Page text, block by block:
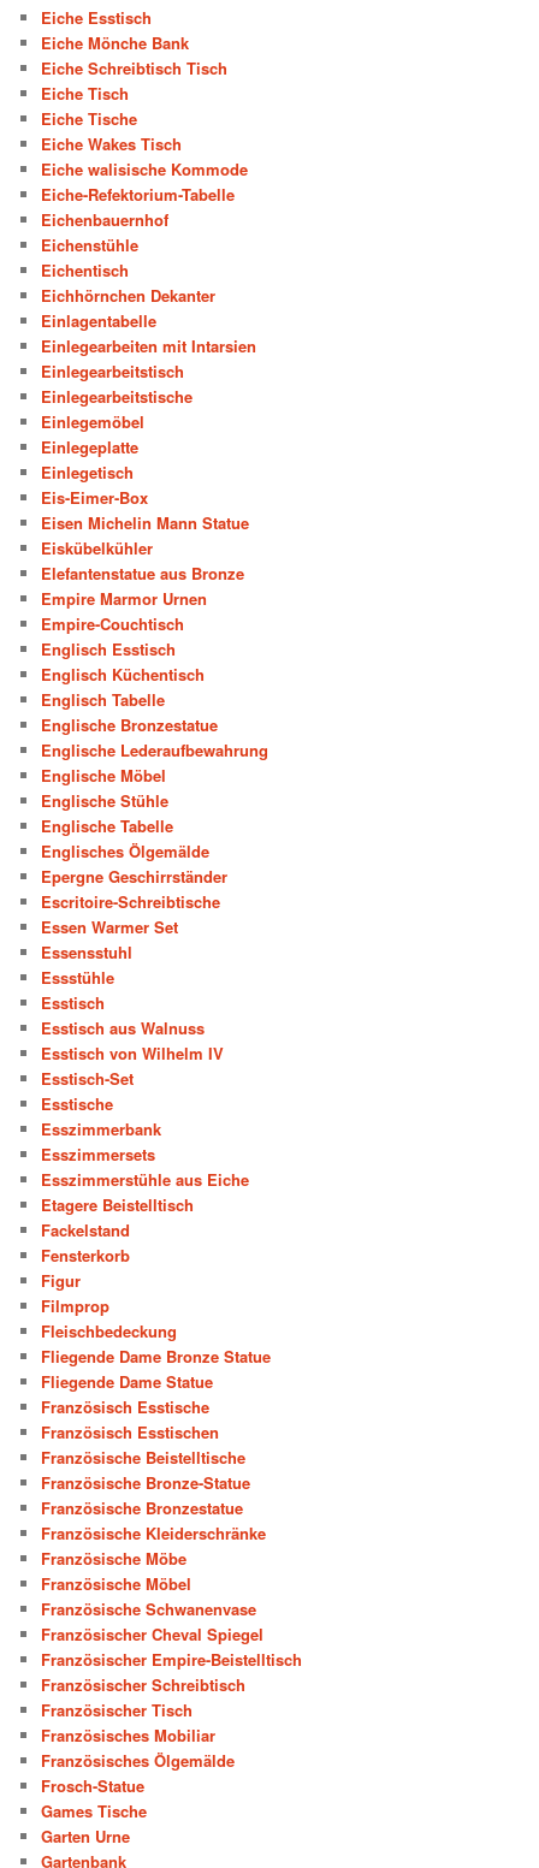
Eiche Esstisch
Eiche Mönche Bank
Eiche Schreibtisch Tisch
Eiche Tisch
Eiche Tische
Eiche Wakes Tisch
Eiche walisische Kommode
Eiche-Refektorium-Tabelle
Eichenbauernhof
Eichenstühle
Eichentisch
Eichhörnchen Dekanter
Einlagentabelle
Einlegearbeiten mit Intarsien
Einlegearbeitstisch
Einlegearbeitstische
Einlegemöbel
Einlegeplatte
Einlegetisch
Eis-Eimer-Box
Eisen Michelin Mann Statue
Eiskübelkühler
Elefantenstatue aus Bronze
Empire Marmor Urnen
Empire-Couchtisch
Englisch Esstisch
Englisch Küchentisch
Englisch Tabelle
Englische Bronzestatue
Englische Lederaufbewahrung
Englische Möbel
Englische Stühle
Englische Tabelle
Englisches Ölgemälde
Epergne Geschirrständer
Escritoire-Schreibtische
Essen Warmer Set
Essensstuhl
Essstühle
Esstisch
Esstisch aus Walnuss
Esstisch von Wilhelm IV
Esstisch-Set
Esstische
Esszimmerbank
Esszimmersets
Esszimmerstühle aus Eiche
Etagere Beistelltisch
Fackelstand
Fensterkorb
Figur
Filmprop
Fleischbedeckung
Fliegende Dame Bronze Statue
Fliegende Dame Statue
Französisch Esstische
Französisch Esstischen
Französische Beistelltische
Französische Bronze-Statue
Französische Bronzestatue
Französische Kleiderschränke
Französische Möbe
Französische Möbel
Französische Schwanenvase
Französischer Cheval Spiegel
Französischer Empire-Beistelltisch
Französischer Schreibtisch
Französischer Tisch
Französisches Mobiliar
Französisches Ölgemälde
Frosch-Statue
Games Tische
Garten Urne
Gartenbank